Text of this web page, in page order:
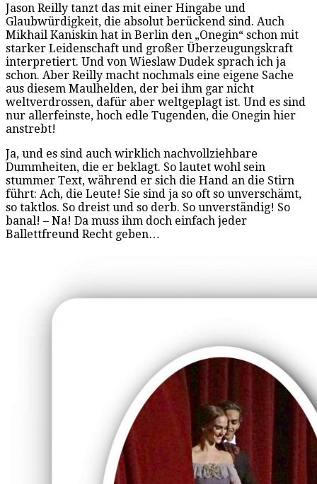
Jason Reilly tanzt das mit einer Hingabe und
Glaubwürdigkeit, die absolut berückend sind. Auch
Mikhail Kaniskin hat in Berlin den „Onegin“ schon mit
starker Leidenschaft und großer Überzeugungskraft
interpretiert. Und von Wieslaw Dudek sprach ich ja
schon. Aber Reilly macht nochmals eine eigene Sache
aus diesem Maulhelden, der bei ihm gar nicht
weltverdrossen, dafür aber weltgeplagt ist. Und es sind
nur allerfeinste, hoch edle Tugenden, die Onegin hier
anstrebt!
Ja, und es sind auch wirklich nachvollziehbare
Dummheiten, die er beklagt. So lautet wohl sein
stummer Text, während er sich die Hand an die Stirn
führt: Ach, die Leute! Sie sind ja so oft so unverschämt,
so taktlos. So dreist und so derb. So unverständig! So
banal! – Na! Da muss ihm doch einfach jeder
Ballettfreund Recht geben…